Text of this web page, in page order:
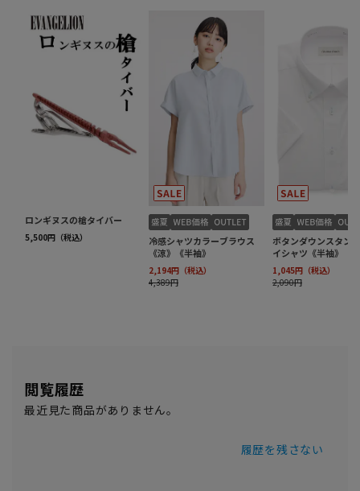
閲覧履歴
最近見た商品がありません。
履歴を残さない